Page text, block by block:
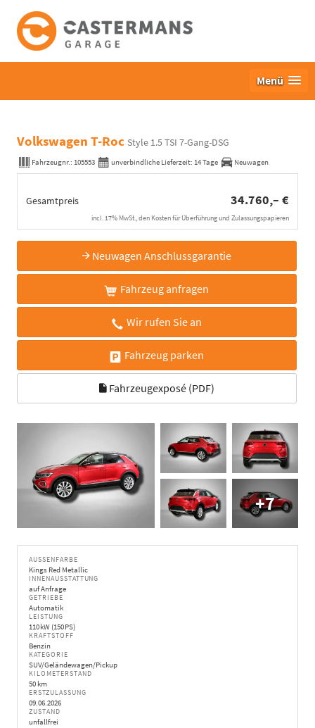
Menü
Volkswagen T-Roc Style 1.5 TSI 7-Gang-DSG
Fahrzeugnr.: 105553 unverbindliche Lieferzeit: 14 Tage Neuwagen
Gesamtpreis 34.760,– €
incl. 17% MwSt., den Kosten für Überführung und Zulassungspapieren
Neuwagen Anschlussgarantie
Fahrzeug anfragen
Wir rufen Sie an
Fahrzeug parken
Fahrzeugexposé (PDF)
+7
AUSSENFARBE
Kings Red Metallic
INNENAUSSTATTUNG
auf Anfrage
GETRIEBE
Automatik
LEISTUNG
110 kW (150 PS)
KRAFTSTOFF
Benzin
KATEGORIE
SUV/Geländewagen/Pickup
KILOMETERSTAND
50 km
ERSTZULASSUNG
09.06.2026
ZUSTAND
unfallfrei